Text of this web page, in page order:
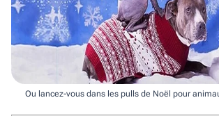
Ou lancez-vous dans les pulls de Noël pour